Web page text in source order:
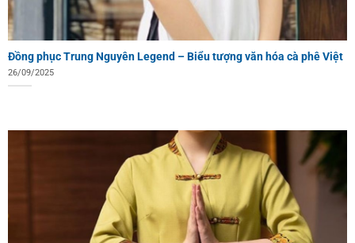
Đồng phục Trung Nguyên Legend – Biểu tượng văn hóa cà phê Việt
26/09/2025